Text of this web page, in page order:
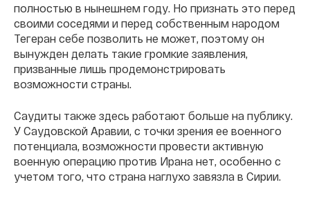
полностью в нынешнем году. Но признать это перед
своими соседями и перед собственным народом
Тегеран себе позволить не может, поэтому он
вынужден делать такие громкие заявления,
призванные лишь продемонстрировать
возможности страны.
Саудиты также здесь работают больше на публику.
У Саудовской Аравии, с точки зрения ее военного
потенциала, возможности провести активную
военную операцию против Ирана нет, особенно с
учетом того, что страна наглухо завязла в Сирии.